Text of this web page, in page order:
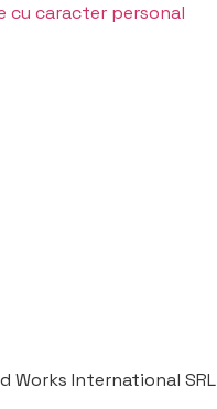
cu caracter personal
Works International SRL